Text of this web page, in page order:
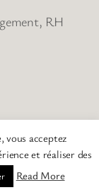
RH
avec WordPress
vous acceptez
et réaliser des
Read More